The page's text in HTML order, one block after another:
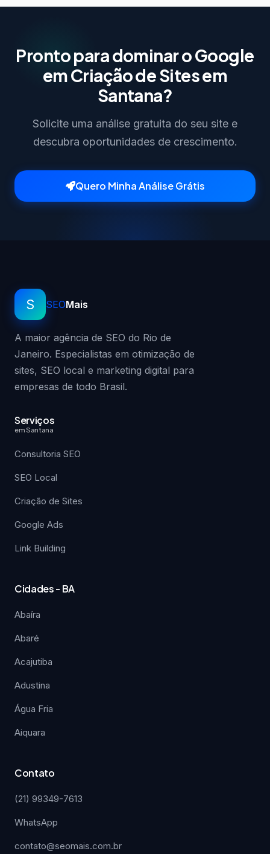
Pronto para dominar o Google
em Criação de Sites em
Santana?
Solicite uma análise gratuita do seu site e
descubra oportunidades de crescimento.
Quero Minha Análise Grátis
S SEOMais
A maior agência de SEO do Rio de
Janeiro. Especialistas em otimização de
sites, SEO local e marketing digital para
empresas de todo Brasil.
Serviços
em Santana
Consultoria SEO
SEO Local
Criação de Sites
Google Ads
Link Building
Cidades - BA
Abaíra
Abaré
Acajutiba
Adustina
Água Fria
Aiquara
Contato
(21) 99349-7613
WhatsApp
contato@seomais.com.br